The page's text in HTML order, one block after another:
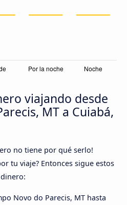
viajando desde
MT a Cuiabá,
no tiene por qué serlo!
tu viaje? Entonces sigue estos
Novo do Parecis, MT hasta